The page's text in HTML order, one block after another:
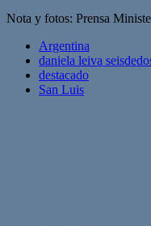
Nota y fotos: Prensa
Argentina
daniela leiva
destacado
San Luis